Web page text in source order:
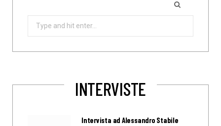
Search
INTERVISTE
Intervista ad Alessandro Stabile